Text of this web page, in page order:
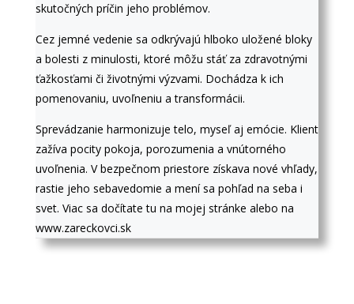
skutočných príčin jeho problémov.
Cez jemné vedenie sa odkrývajú hlboko uložené bloky
a bolesti z minulosti, ktoré môžu stáť za zdravotnými
ťažkosťami či životnými výzvami. Dochádza k ich
pomenovaniu, uvoľneniu a transformácii.
Sprevádzanie harmonizuje telo, myseľ aj emócie. Klient
zažíva pocity pokoja, porozumenia a vnútorného
uvoľnenia. V bezpečnom priestore získava nové vhľady,
rastie jeho sebavedomie a mení sa pohľad na seba i
svet. Viac sa dočítate tu na mojej stránke alebo na
www.zareckovci.sk